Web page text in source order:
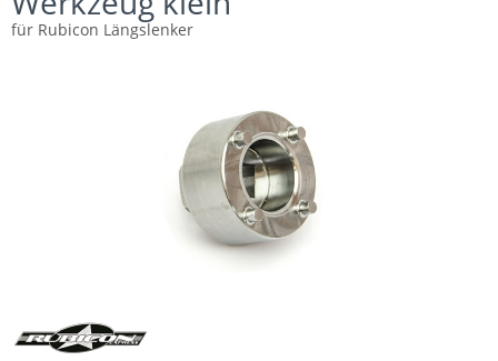
für Rubicon Längslenker